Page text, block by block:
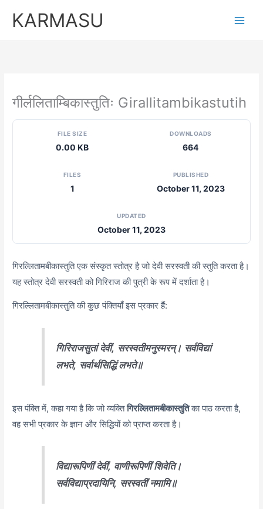
KARMASU
गीर्ललिताम्बिकास्तुतिः Girallitambikastutih
FILE SIZE
0.00 KB
DOWNLOADS
664
FILES
1
PUBLISHED
October 11, 2023
UPDATED
October 11, 2023
गिरल्लितामबीकास्तुति एक संस्कृत स्तोत्र है जो देवी सरस्वती की स्तुति करता है।
यह स्तोत्र देवी सरस्वती को गिरिराज की पुत्री के रूप में दर्शाता है।
गिरल्लितामबीकास्तुति की कुछ पंक्तियाँ इस प्रकार हैं:
गिरिराजसुतां देवीं, सरस्वतीमनुस्मरन्। सर्वविद्यां
लभते, सर्वार्थसिद्धिं लभते॥
इस पंक्ति में, कहा गया है कि जो व्यक्तिगिरल्लितामबीकास्तुतिका पाठ करता है,
वह सभी प्रकार के ज्ञान और सिद्धियों को प्राप्त करता है।
विद्यारूपिणीं देवीं, वाणीरूपिणीं शिवेति।
सर्वविद्याप्रदायिनि, सरस्वतीं नमामि॥